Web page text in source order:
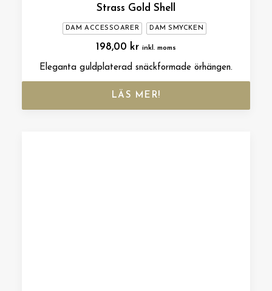
Strass Gold Shell
DAM ACCESSOARER DAM SMYCKEN
198,00 kr inkl. moms
Eleganta guldplaterad snäckformade örhängen.
LÄS MER!